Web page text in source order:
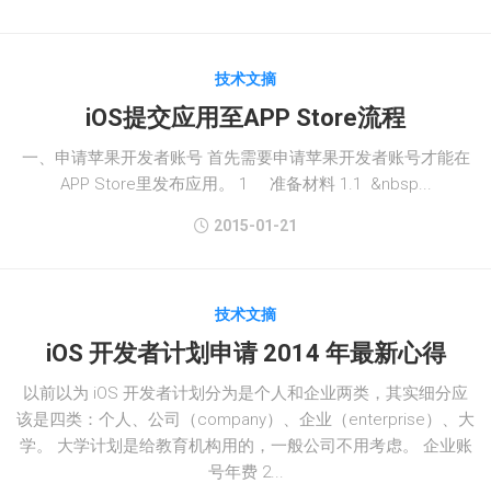
技术文摘
iOS提交应用至APP Store流程
一、申请苹果开发者账号 首先需要申请苹果开发者账号才能在
APP Store里发布应用。 1 准备材料 1.1 &nbsp...
2015-01-21
技术文摘
iOS 开发者计划申请 2014 年最新心得
以前以为 iOS 开发者计划分为是个人和企业两类，其实细分应
该是四类：个人、公司（company）、企业（enterprise）、大
学。 大学计划是给教育机构用的，一般公司不用考虑。 企业账
号年费 2...